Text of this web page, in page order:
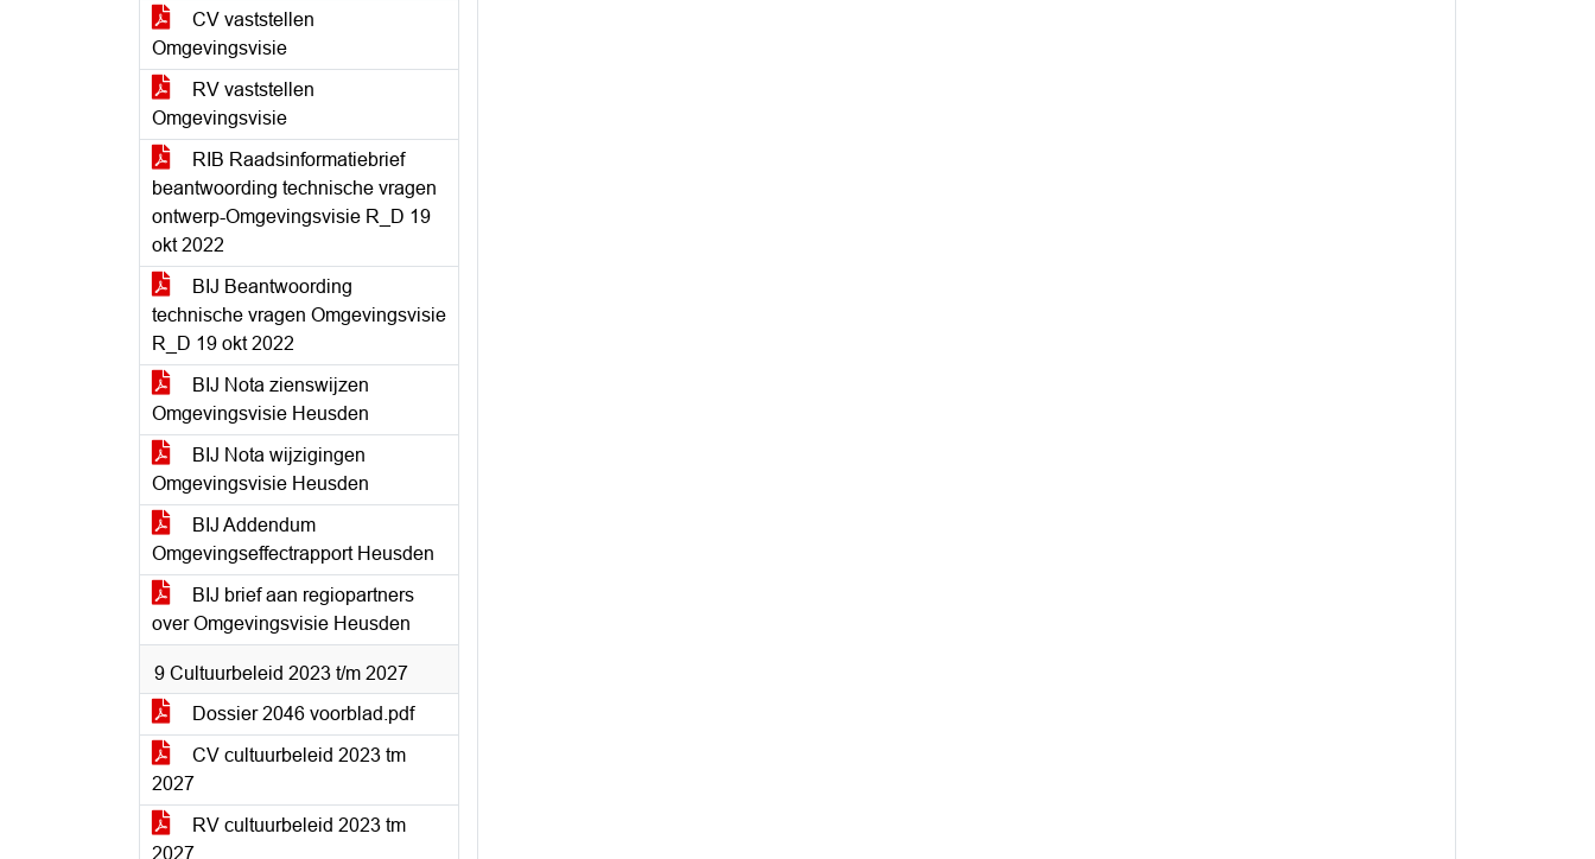
CV vaststellen
Omgevingsvisie
RV vaststellen
Omgevingsvisie
RIB Raadsinformatiebrief
beantwoording technische vragen
ontwerp-Omgevingsvisie R_D 19
okt 2022
BIJ Beantwoording
technische vragen Omgevingsvisie
R_D 19 okt 2022
BIJ Nota zienswijzen
Omgevingsvisie Heusden
BIJ Nota wijzigingen
Omgevingsvisie Heusden
BIJ Addendum
Omgevingseffectrapport Heusden
BIJ brief aan regiopartners
over Omgevingsvisie Heusden
9 Cultuurbeleid 2023 t/m 2027
Dossier 2046 voorblad.pdf
CV cultuurbeleid 2023 tm
2027
RV cultuurbeleid 2023 tm
2027